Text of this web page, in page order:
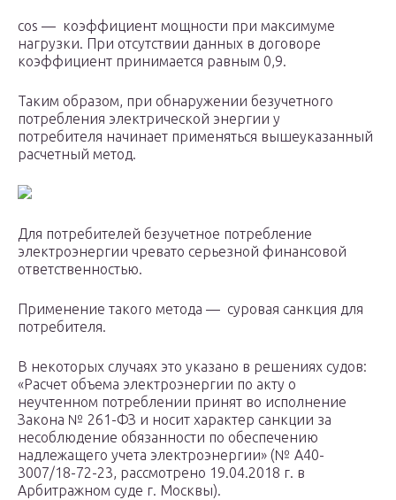
cos — коэффициент мощности при максимуме
нагрузки. При отсутствии данных в договоре
коэффициент принимается равным 0,9.
Таким образом, при обнаружении безучетного
потребления электрической энергии у
потребителя начинает применяться вышеуказанный
расчетный метод.
Для потребителей безучетное потребление
электроэнергии чревато серьезной финансовой
ответственностью.
Применение такого метода — суровая санкция для
потребителя.
В некоторых случаях это указано в решениях судов:
«Расчет объема электроэнергии по акту о
неучтенном потреблении принят во исполнение
Закона № 261-ФЗ и носит характер санкции за
несоблюдение обязанности по обеспечению
надлежащего учета электроэнергии» (№ А40-
3007/18-72-23, рассмотрено 19.04.2018 г. в
Арбитражном суде г. Москвы).